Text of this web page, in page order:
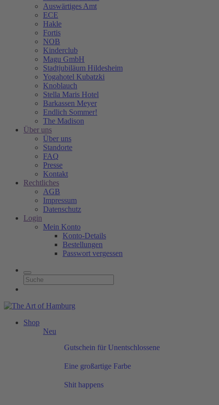
Auswärtiges Amt
ECE
Hakle
Fortis
NOB
Kinderclub
Magu GmbH
Stadtjubiläum Hildesheim
Yogahotel Kubatzki
Knoblauch
Stella Maris Hotel
Barkassen Meyer
Endlich Sommer!
The Madison
Über uns
Über uns
Standorte
FAQ
Presse
Kontakt
Rechtliches
AGB
Impressum
Datenschutz
Login
Mein Konto
Konto-Details
Bestellungen
Passwort vergessen
Shop
Neu
Gutschein für Unentschlossene
Eine großartige Farbe
Shit happens